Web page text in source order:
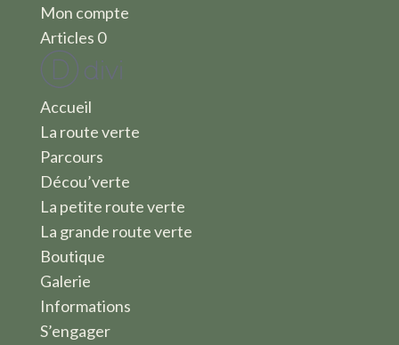
Mon compte
Articles 0
Accueil
La route verte
Parcours
Décou’verte
La petite route verte
La grande route verte
Boutique
Galerie
Informations
S’engager